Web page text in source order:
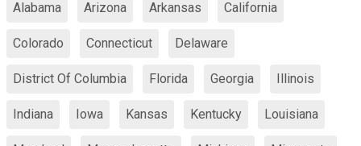
Alabama Arizona Arkansas California
Colorado Connecticut Delaware
District Of Columbia Florida Georgia Illinois
Indiana Iowa Kansas Kentucky Louisiana